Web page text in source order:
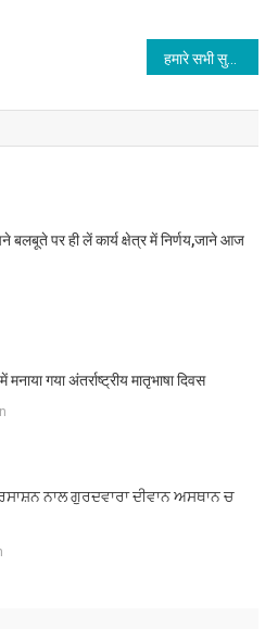
हमारे सभी सुख-दुख के अनुभव हमारे पूर्व जन्मों में इकट्ठे किए गए कर्मों का परिणाम : नवजीत भारद्वाज
बलबूते पर ही लें कार्य क्षेत्र में निर्णय,जाने आज
गया अंतर्राष्ट्रीय मातृभाषा दिवस
ਨਾਲ ਗੁਰਦਵਾਰਾ ਦੀਵਾਨ ਅਸਥਾਨ ਚ